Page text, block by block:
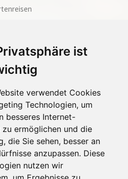
ist
verwendet Cookies
Technologien, um
besseres Internet-
zu ermöglichen und die
die Sie sehen, besser an
anzupassen. Diese
nutzen wir
nahe Hbf. 08:00 Uhr
Straße am Albersloher Weg
2) 08:15 Uhr
Kempten/Allgäu (Wenn Sie
Sie uns bitte mit, ob Sie hier eine
und Frühstück wünschen)
GRÜNDEN
den derzeitigen Stand und sind ggfs.